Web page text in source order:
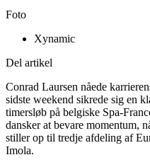
Foto
Xynamic
Del artikel
Conrad Laursen nåede
sidste weekend sikrede sig en
timersløb på belgiske Spa-
dansker at bevare momentum,
stiller op til tredje afdeling af
Imola.